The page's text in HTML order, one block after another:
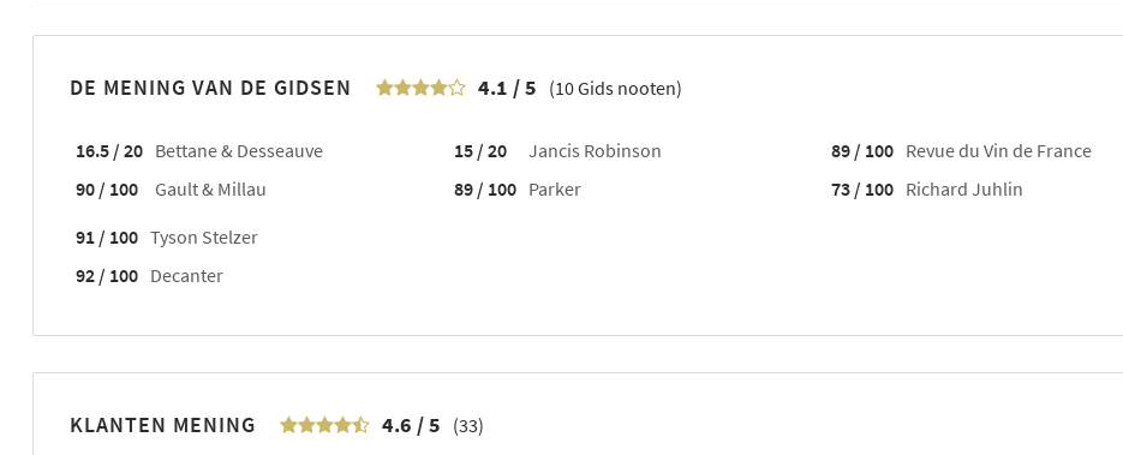
DE MENING VAN DE GIDSEN 4.1 /5 (10Gids nooten)
16.5 / 20 Bettane & Desseauve
90 / 100
Gault & Millau
15 / 20
Jancis Robinson
89 / 100 Parker
89 / 100 Revue du Vin de France
73 / 100 Richard Juhlin
91 / 100 Tyson Stelzer
92 / 100 Decanter
KLANTEN MENING 4.6 /5 (33)